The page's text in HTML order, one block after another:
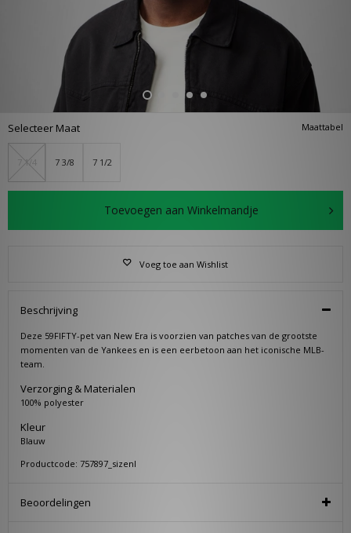
Maattabel
Selecteer Maat
7 1/4 7 3/8 7 1/2
Toevoegen aan Winkelmandje
Voeg toe aan Wishlist
Beschrijving
Deze 59FIFTY-pet van New Era is voorzien van patches van de grootste
momenten van de Yankees en is een eerbetoon aan het iconische MLB-
team.
Verzorging & Materialen
100% polyester
Kleur
Blauw
Productcode: 757897_sizenl
Beoordelingen